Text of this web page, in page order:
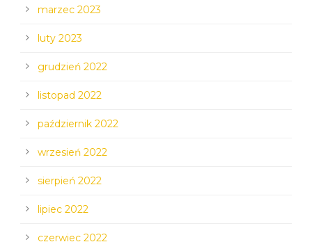
marzec 2023
luty 2023
grudzień 2022
listopad 2022
październik 2022
wrzesień 2022
sierpień 2022
lipiec 2022
czerwiec 2022